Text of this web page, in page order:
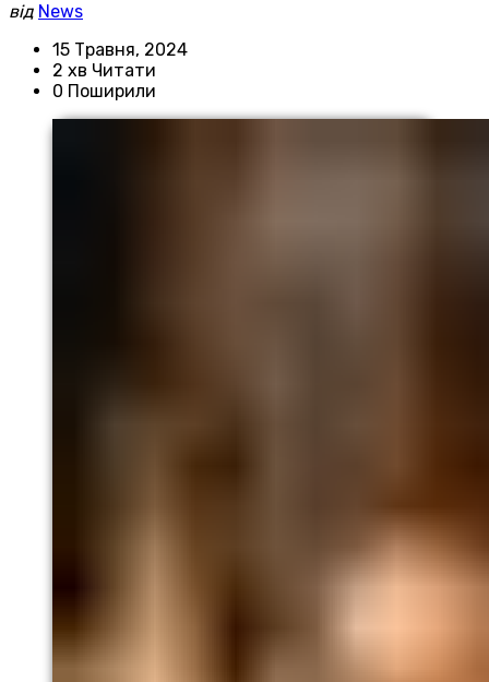
від News
15 Травня, 2024
2 хв Читати
0 Поширили